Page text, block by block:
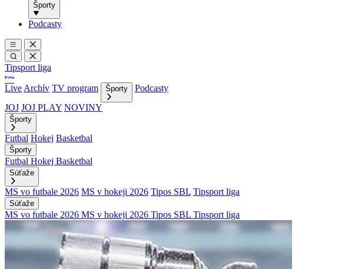
Športy
Podcasty
Tipsport liga
Live Archív TV program Športy
Podcasty
JOJ JOJ PLAY NOVINY
Športy
Futbal Hokej Basketbal
Športy
Futbal Hokej Basketbal
Súťaže
MS vo futbale 2026 MS v hokeji 2026 Tipos SBL Tipsport liga
Súťaže
MS vo futbale 2026 MS v hokeji 2026 Tipos SBL Tipsport liga